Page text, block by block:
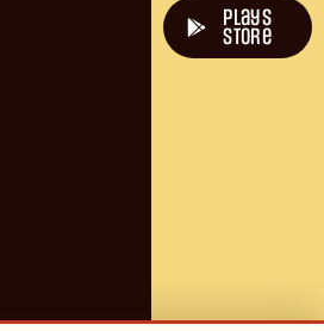
plays
store